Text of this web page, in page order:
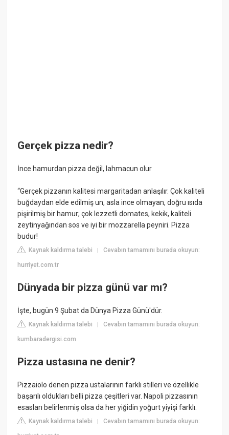
Gerçek pizza nedir?
İnce hamurdan pizza değil, lahmacun olur
“Gerçek pizzanın kalitesi margaritadan anlaşılır. Çok kaliteli
buğdaydan elde edilmiş un, asla ince olmayan, doğru ısıda
pişirilmiş bir hamur; çok lezzetli domates, kekik, kaliteli
zeytinyağından sos ve iyi bir mozzarella peyniri. Pizza
budur!
Kaynak kaldırma talebi |Cevabın tamamını burada okuyun:
hurriyet.com.tr
Dünyada bir pizza günü var mı?
İşte, bugün 9 Şubat da Dünya Pizza Günü'dür.
Kaynak kaldırma talebi |Cevabın tamamını burada okuyun:
kumbaradergisi.com
Pizza ustasına ne denir?
Pizzaiolo denen pizza ustalarının farklı stilleri ve özellikle
başarılı oldukları belli pizza çeşitleri var. Napoli pizzasının
esasları belirlenmiş olsa da her yiğidin yoğurt yiyişi farklı.
Kaynak kaldırma talebi |Cevabın tamamını burada okuyun: